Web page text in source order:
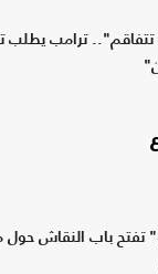
تتفاقم".. ترامب يطلب
تفتح باب النقاش حول